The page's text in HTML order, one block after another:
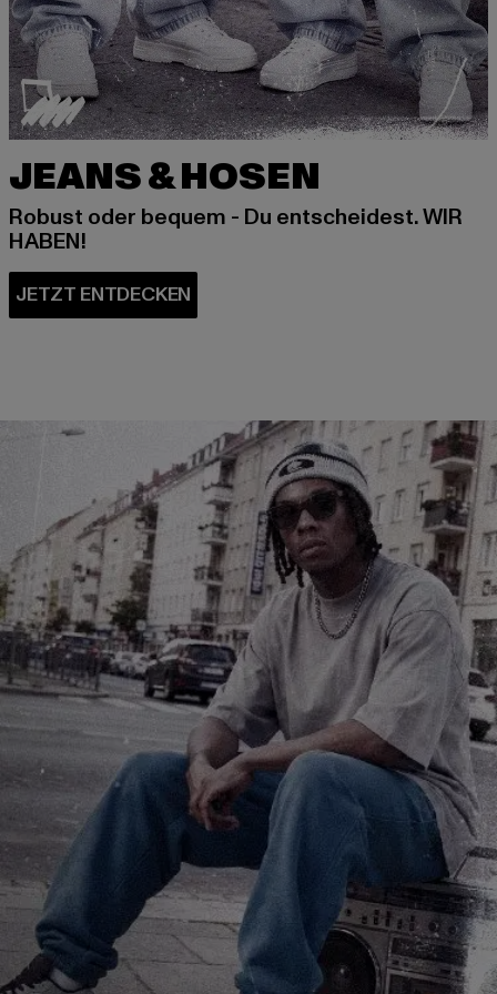
JEANS & HOSEN
Robust oder bequem - Du entscheidest. WIR
HABEN!